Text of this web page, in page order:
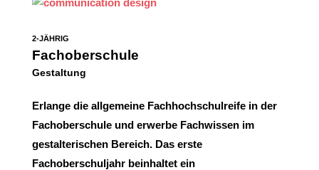
2-JÄHRIG
Fachoberschule
Gestaltung
Erlange die allgemeine Fachhochschulreife in der
Fachoberschule und erwerbe Fachwissen im
gestalterischen Bereich. Das erste
Fachoberschuljahr beinhaltet ein